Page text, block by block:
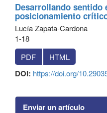
Desarrollando sentido
posicionamiento
Lucía Zapata-Cardona
1-18
PDF
HTML
DOI: https://doi.org/
Enviar un artículo